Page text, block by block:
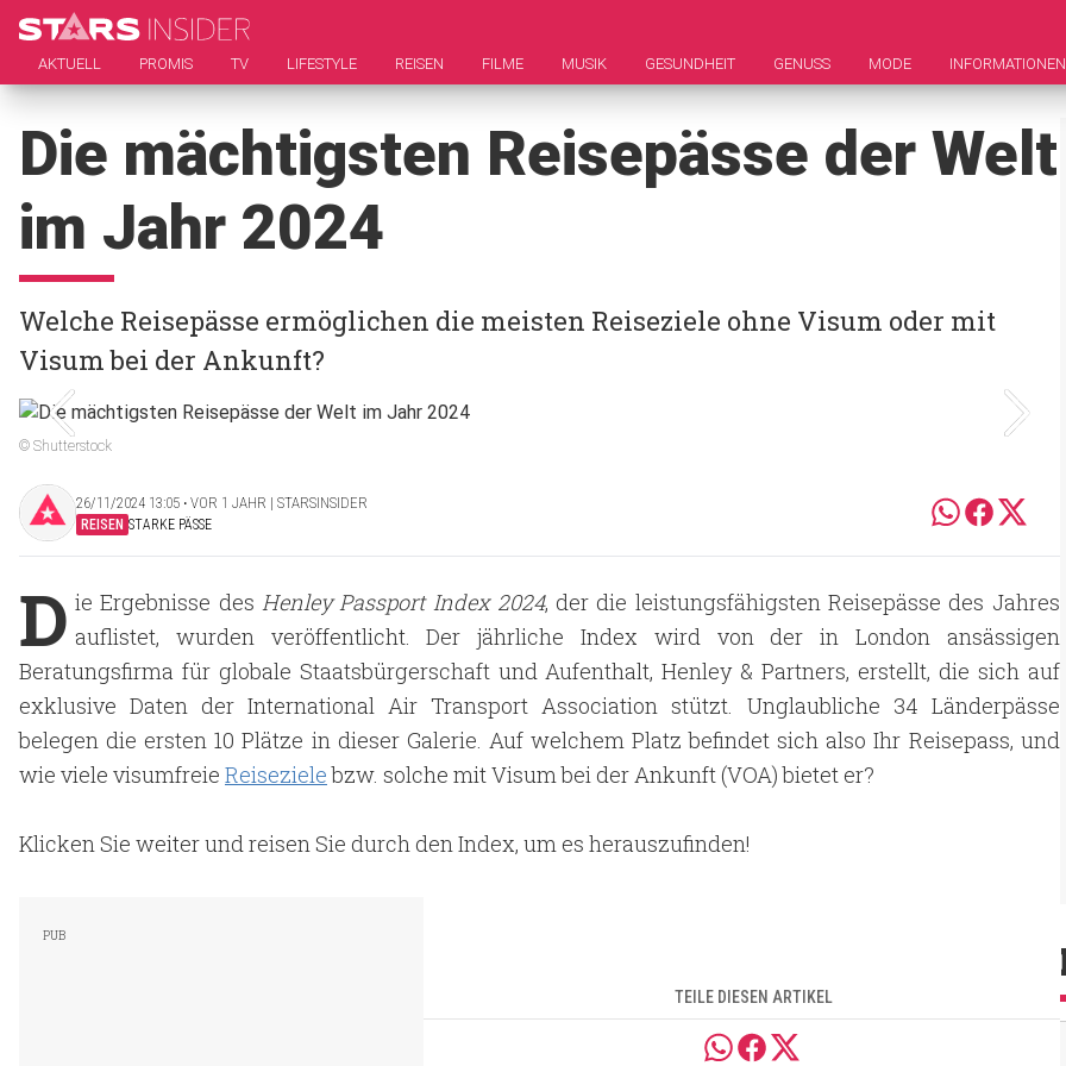
AKTUELL PROMIS TV LIFESTYLE REISEN FILME MUSIK GESUNDHEIT GENUSS MODE INFORMATIONEN
Die mächtigsten Reisepässe der Welt
im Jahr 2024
Welche Reisepässe ermöglichen die meisten Reiseziele ohne Visum oder mit
Visum bei der Ankunft?
© Shutterstock
26/11/2024 13:05 ‧ VOR 1 JAHR | STARSINSIDER
REISEN STARKE PÄSSE
D ie Ergebnisse des Henley Passport Index 2024, der die leistungsfähigsten Reisepässe des Jahres
auflistet, wurden veröffentlicht. Der jährliche Index wird von der in London ansässigen
Beratungsfirma für globale Staatsbürgerschaft und Aufenthalt, Henley & Partners, erstellt, die sich auf
exklusive Daten der International Air Transport Association stützt. Unglaubliche 34 Länderpässe
belegen die ersten 10 Plätze in dieser Galerie. Auf welchem Platz befindet sich also Ihr Reisepass, und
wie viele visumfreie Reisezielebzw. solche mit Visum bei der Ankunft (VOA) bietet er?
Klicken Sie weiter und reisen Sie durch den Index, um es herauszufinden!
TEILE DIESEN ARTIKEL